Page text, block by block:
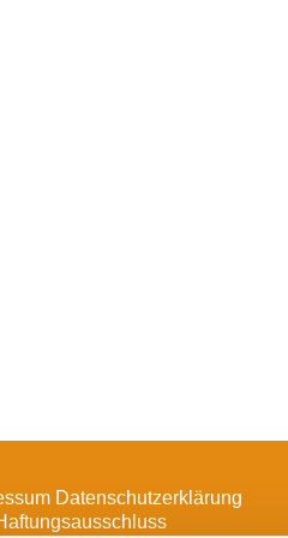
Datenschutzerklärung